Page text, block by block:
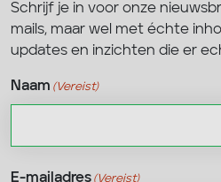
Schrijf je in voor onze
mails, maar wel met échte
updates en inzichten die er
Naam (Vereist)
E-mailadres (Vereist)